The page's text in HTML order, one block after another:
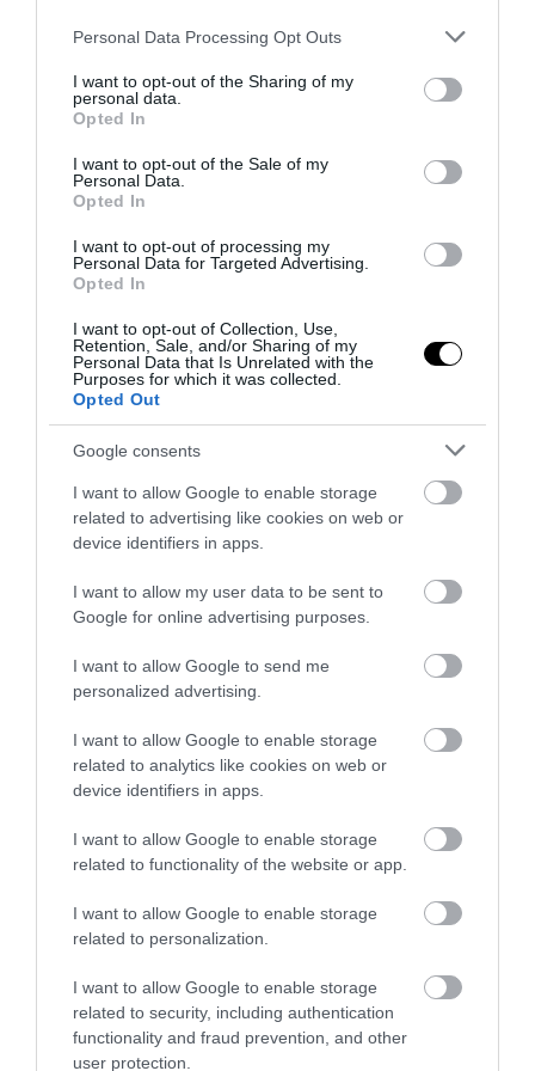
Please note that this website/app uses one or more Google
not limited to your visit or usage behaviour. You may click to
grant or deny consent to Google and its third-party tags to
use your data for below specified purposes in below Google
consent section.
Personal Data Processing Opt Outs
I want to opt-out of the Sharing of my
personal data.
Opted In
I want to opt-out of the Sale of my
Personal Data.
Opted In
I want to opt-out of processing my
Personal Data for Targeted Advertising.
Opted In
I want to opt-out of Collection, Use,
Retention, Sale, and/or Sharing of my
Personal Data that Is Unrelated with the
Purposes for which it was collected.
Opted Out
Google consents
I want to allow Google to enable storage
related to advertising like cookies on web or
device identifiers in apps.
I want to allow my user data to be sent to
Google for online advertising purposes.
I want to allow Google to send me
personalized advertising.
I want to allow Google to enable storage
related to analytics like cookies on web or
device identifiers in apps.
I want to allow Google to enable storage
related to functionality of the website or app.
I want to allow Google to enable storage
related to personalization.
I want to allow Google to enable storage
related to security, including authentication
functionality and fraud prevention, and other
user protection.
PRONEWS.GR /ΔΙΕΘΝΕΣ ΠΟΔΟΣΦΑΙΡΟ
Κάρλο Αντσελότι: Aποκαλύφθηκε ο
επόμενος προορισμός της καριέρας
28.04.2025 | 23:22
PRONEWS.GR /ΔΙΕΘΝΕΣ ΠΟΔΟΣΦΑΙΡΟ
Κάρλο Αντσελότι: Θέλει να τον διώξει
κακήν κακώς η Ρεάλ Μαδρίτης – Στη
Αλόνσο